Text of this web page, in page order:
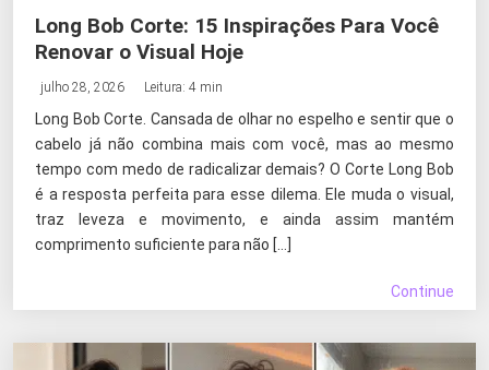
Long Bob Corte: 15 Inspirações Para Você
Renovar o Visual Hoje
julho 28, 2026 Leitura: 4 min
Long Bob Corte. Cansada de olhar no espelho e sentir que o
cabelo já não combina mais com você, mas ao mesmo
tempo com medo de radicalizar demais? O Corte Long Bob
é a resposta perfeita para esse dilema. Ele muda o visual,
traz leveza e movimento, e ainda assim mantém
comprimento suficiente para não […]
Continue